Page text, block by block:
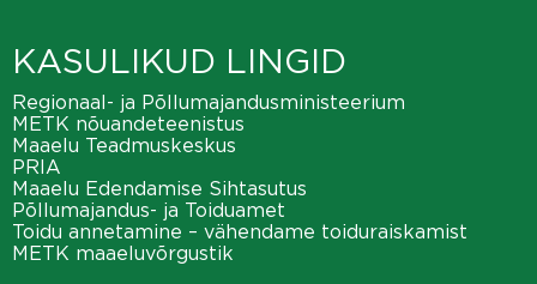
KASULIKUD LINGID
Regionaal- ja Põllumajandusministeerium
METK nõuandeteenistus
Maaelu Teadmuskeskus
PRIA
Maaelu Edendamise Sihtasutus
Põllumajandus- ja Toiduamet
Toidu annetamine – vähendame toiduraiskamist
METK maaeluvõrgustik